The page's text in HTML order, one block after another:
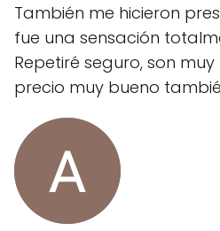
También me hicieron
fue una sensación
Repetiré seguro, son
precio muy bueno